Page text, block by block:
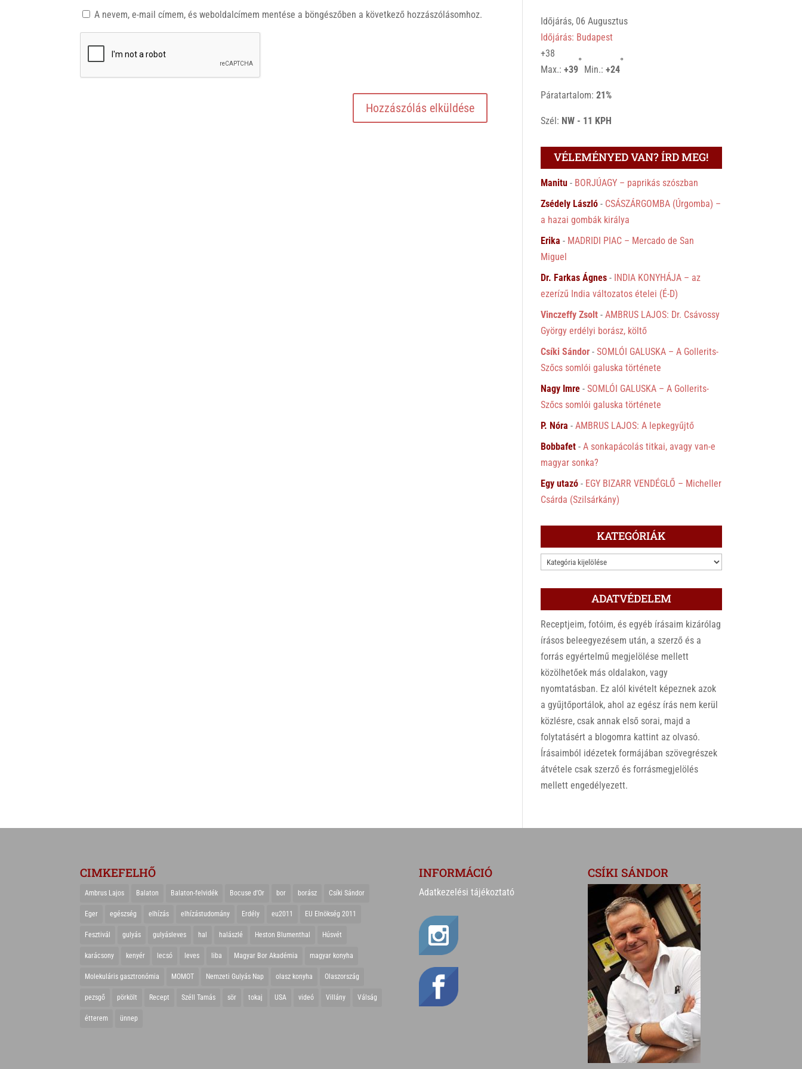
A nevem, e-mail címem, és weboldalcímem mentése a böngészőben a következő hozzászólásomhoz.
Időjárás, 06 Augusztus
Időjárás: Budapest
+38
Max.:+39
°
Min.:+24
°
Páratartalom:21%
Szél: NW - 11 KPH
VÉLEMÉNYED VAN? ÍRD MEG!
Manitu - BORJÚAGY – paprikás szószban
Zsédely László - CSÁSZÁRGOMBA (Úrgomba) –
a hazai gombák királya
Erika - MADRIDI PIAC – Mercado de San
Miguel
Dr. Farkas Ágnes - INDIA KONYHÁJA – az
ezerízű India változatos ételei (É-D)
Vinczeffy Zsolt -AMBRUS LAJOS: Dr. Csávossy
György erdélyi borász, költő
Csíki Sándor -SOMLÓI GALUSKA – A Gollerits-
Szőcs somlói galuska története
Nagy Imre -SOMLÓI GALUSKA – A Gollerits-
Szőcs somlói galuska története
P. Nóra -AMBRUS LAJOS: A lepkegyűjtő
Bobbafet -A sonkapácolás titkai, avagy van-e
magyar sonka?
Egy utazó - EGY BIZARR VENDÉGLŐ – Micheller
Csárda (Szilsárkány)
KATEGÓRIÁK
KATEGÓRIÁK
ADATVÉDELEM
Receptjeim, fotóim, és egyéb írásaim kizárólag
írásos beleegyezésem után, a szerző és a
forrás egyértelmű megjelölése mellett
közölhetőek más oldalakon, vagy
nyomtatásban. Ez alól kivételt képeznek azok
a gyűjtőportálok, ahol az egész írás nem kerül
közlésre, csak annak első sorai, majd a
folytatásért a blogomra kattint az olvasó.
Írásaimból idézetek formájában szövegrészek
átvétele csak szerző és forrásmegjelölés
mellett engedélyezett.
CIMKEFELHŐ
Ambrus Lajos Balaton Balaton-felvidék Bocuse d'Or bor borász Csíki Sándor
Eger egészség elhízás elhízástudomány Erdély eu2011 EU Elnökség 2011
Fesztivál gulyás gulyásleves hal halászlé Heston Blumenthal Húsvét
karácsony kenyér lecsó leves liba Magyar Bor Akadémia magyar konyha
Molekuláris gasztronómia MOMOT Nemzeti Gulyás Nap olasz konyha Olaszország
pezsgő pörkölt Recept Széll Tamás sör tokaj USA videó Villány Válság
étterem ünnep
INFORMÁCIÓ
Adatkezelési tájékoztató
CSÍKI SÁNDOR